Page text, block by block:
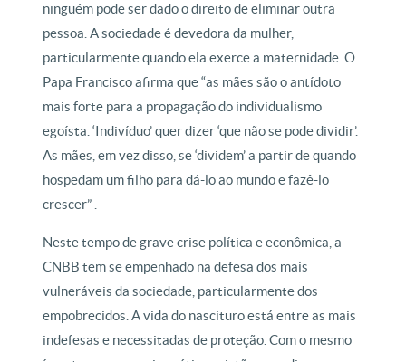
ninguém pode ser dado o direito de eliminar outra
pessoa. A sociedade é devedora da mulher,
particularmente quando ela exerce a maternidade. O
Papa Francisco afirma que “as mães são o antídoto
mais forte para a propagação do individualismo
egoísta. ‘Indivíduo’ quer dizer ‘que não se pode dividir’.
As mães, em vez disso, se ‘dividem’ a partir de quando
hospedam um filho para dá-lo ao mundo e fazê-lo
crescer” .
Neste tempo de grave crise política e econômica, a
CNBB tem se empenhado na defesa dos mais
vulneráveis da sociedade, particularmente dos
empobrecidos. A vida do nascituro está entre as mais
indefesas e necessitadas de proteção. Com o mesmo